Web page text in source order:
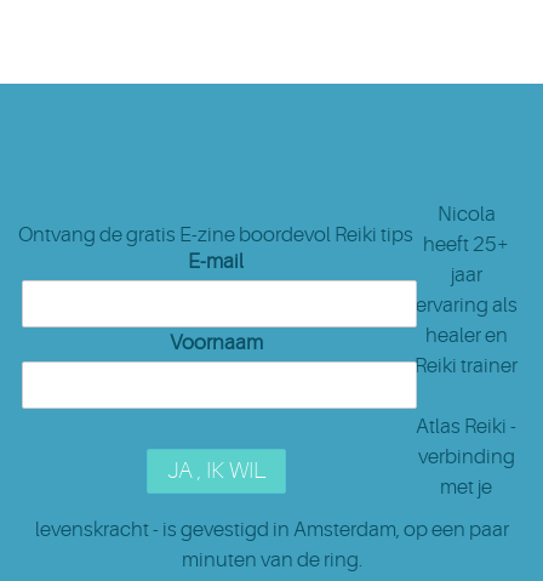
Ontvang de gratis E-zine boordevol Reiki tips
E-mail
Voornaam
Nicola
heeft 25+
jaar
ervaring als
healer en
Reiki trainer
Atlas Reiki -
verbinding
met je
levenskracht - is gevestigd in Amsterdam , op een paar
minuten van de ring.